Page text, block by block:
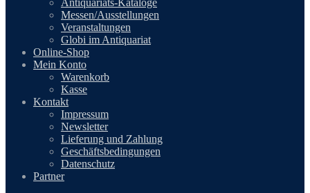
Antiquariats-Kataloge
Messen/Ausstellungen
Veranstaltungen
Globi im Antiquariat
Online-Shop
Mein Konto
Warenkorb
Kasse
Kontakt
Impressum
Newsletter
Lieferung und Zahlung
Geschäftsbedingungen
Datenschutz
Partner